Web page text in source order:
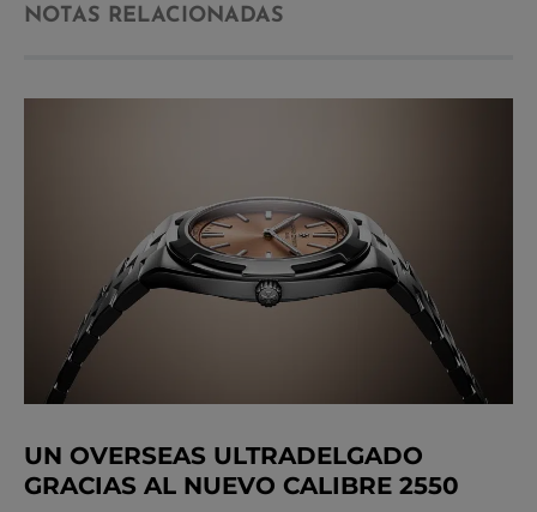
NOTAS RELACIONADAS
UN OVERSEAS ULTRADELGADO
GRACIAS AL NUEVO CALIBRE 2550